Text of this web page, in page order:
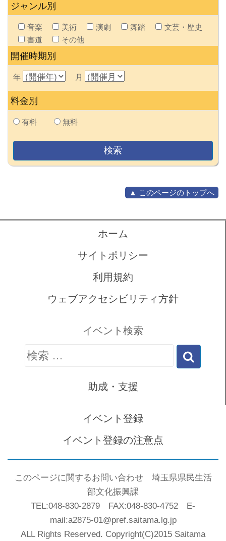
ジャンル別
音楽 美術 演劇 舞踏
文芸・歴史
書道
その他
開催時期別
年 月
料金別
有料 無料
▲ このページのトップへ
ホーム
サイトポリシー
利用規約
ウェブアクセシビリティ方針
イベント検索
検
助成・支援
イベント登録
イベント登録の注意点
このページに関するお問い合わせ 埼玉県県民生活
部文化振興課
TEL:048-830-2879 FAX:048-830-4752 E-
mail:a2875-01@pref.saitama.lg.jp
ALL Rights Reserved. Copyright(C)2015 Saitama